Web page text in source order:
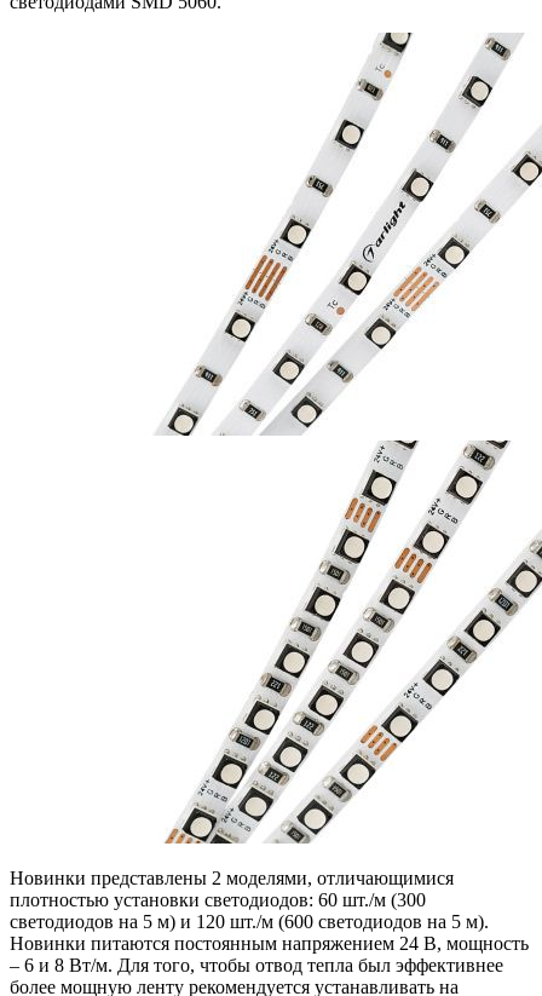
Новинки представлены 2 моделями, отличающимися
плотностью установки светодиодов: 60 шт./м (300
светодиодов на 5 м) и 120 шт./м (600 светодиодов на 5 м).
Новинки питаются постоянным напряжением 24 В, мощность
– 6 и 8 Вт/м. Для того, чтобы отвод тепла был эффективнее
более мощную ленту рекомендуется устанавливать на